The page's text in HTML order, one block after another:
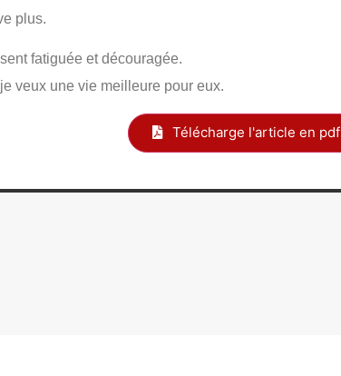
plus.
fatiguée et découragée.
veux une vie meilleure pour eux.
Télécharge l'article en pdf